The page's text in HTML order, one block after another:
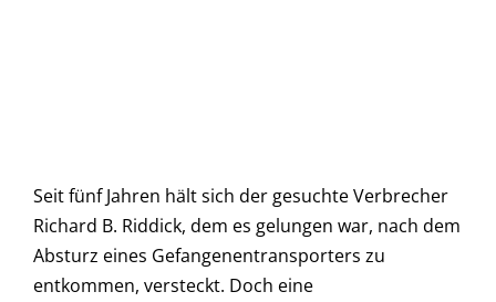
Seit fünf Jahren hält sich der gesuchte Verbrecher
Richard B. Riddick, dem es gelungen war, nach dem
Absturz eines Gefangenentransporters zu
entkommen, versteckt. Doch eine